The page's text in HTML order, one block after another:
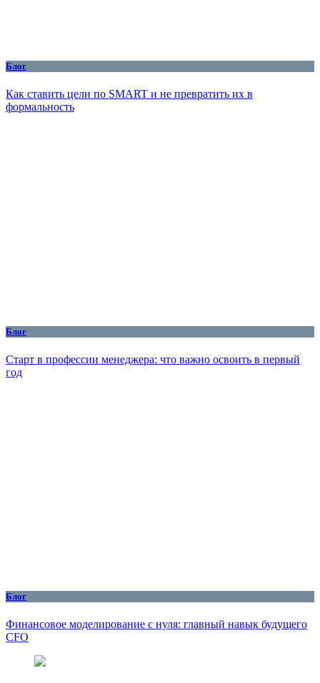
Блог
Как ставить цели по SMART и не превратить их в
формальность
Блог
Старт в профессии менеджера: что важно освоить в первый
год
Блог
Финансовое моделирование с нуля: главный навык будущего
CFO